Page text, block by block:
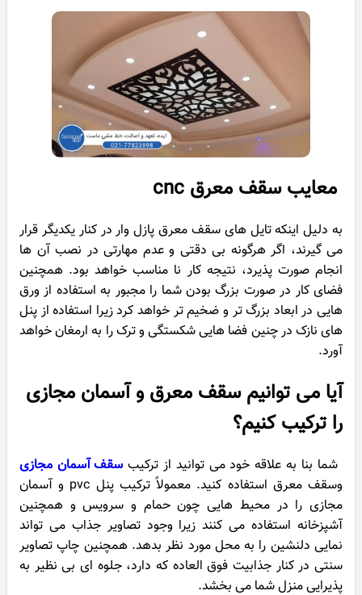
معایب سقف معرق cnc
به دلیل اینکه تایل های سقف معرق پازل وار در کنار یکدیگر قرار
می گیرند، اگر هرگونه بی دقتی و عدم مهارتی در نصب آن ها
انجام صورت پذیرد، نتیجه کار نا مناسب خواهد بود. همچنین
فضای کار در صورت بزرگ بودن شما را مجبور به استفاده از ورق
هایی در ابعاد بزرگ تر و ضخیم تر خواهد کرد زیرا استفاده از پنل
های نازک در چنین فضا هایی شکستگی و ترک را به ارمغان خواهد
آورد.
آیا می توانیم سقف معرق و آسمان مجازی
را ترکیب کنیم؟
شما بنا به علاقه خود می توانید از ترکیبسقف آسمان مجازی
وسقف معرق استفاده کنید. معمولاً ترکیب پنل pvc و آسمان
مجازی را در محیط هایی چون حمام و سرویس و همچنین
آشپزخانه استفاده می کنند زیرا وجود تصاویر جذاب می تواند
نمایی دلنشین را به محل مورد نظر بدهد. همچنین چاپ تصاویر
سنتی در کنار جذابیت فوق العاده که دارد، جلوه ای بی نظیر به
پذیرایی منزل شما می بخشد.